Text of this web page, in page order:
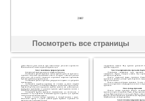
Посмотреть все страницы